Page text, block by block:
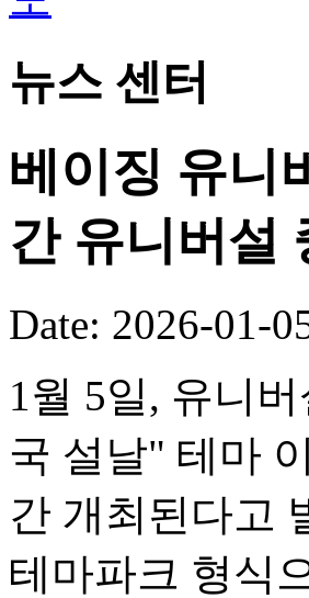
뉴스 센터
베이징 유니
간 유니버설
Date: 2026-01-
1월 5일, 유니
국 설날" 테마
간 개최된다고
테마파크 형식